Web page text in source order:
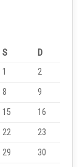
S
D
1
2
8
9
15
16
22
23
29
30